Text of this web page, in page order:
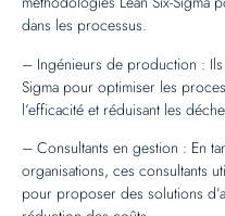
dans les processus.
– Ingénieurs de production :
Sigma pour optimiser les
l’efficacité et réduisant les
– Consultants en gestion : En
organisations, ces consultants
pour proposer des solutions